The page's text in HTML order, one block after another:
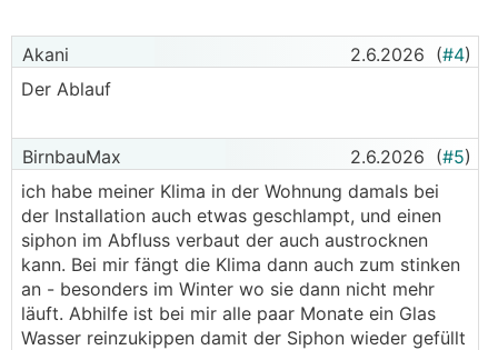
Akani 2.6.2026 (#4)
Der Ablauf
BirnbauMax 2.6.2026 (#5)
ich habe meiner Klima in der Wohnung damals bei
der Installation auch etwas geschlampt, und einen
siphon im Abfluss verbaut der auch austrocknen
kann. Bei mir fängt die Klima dann auch zum stinken
an - besonders im Winter wo sie dann nicht mehr
läuft. Abhilfe ist bei mir alle paar Monate ein Glas
Wasser reinzukippen damit der Siphon wieder gefüllt